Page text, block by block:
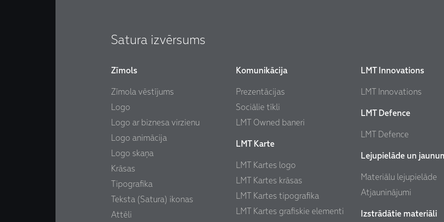
Satura izvērsums
Zīmols
Zīmola vēstījums
Logo
Logo ar biznesa virzienu
Logo animācija
Logo skaņa
Krāsas
Tipografika
Teksta (Satura) ikonas
Attēli
Komunikācija
Prezentācijas
Sociālie tīkli
LMT Owned baneri
LMT Karte
LMT Kartes logo
LMT Kartes krāsas
LMT Kartes tipografika
LMT Kartes grafiskie elementi
LMT Innovations
LMT Innovations
LMT Defence
LMT Defence
Lejupielāde un
Materiālu lejupielāde
Atjauninājumi
Izstrādātie materiāli